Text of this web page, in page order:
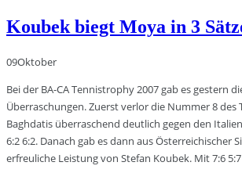
Koubek biegt Moya in 3
09Oktober
Bei der BA-CA Tennistrophy 2007 gab es gestern
Überraschungen. Zuerst verlor die Nummer 8 des
Baghdatis überraschend deutlich gegen den
6:2 6:2. Danach gab es dann aus Österreichischer
erfreuliche Leistung von Stefan Koubek. Mit 7:6